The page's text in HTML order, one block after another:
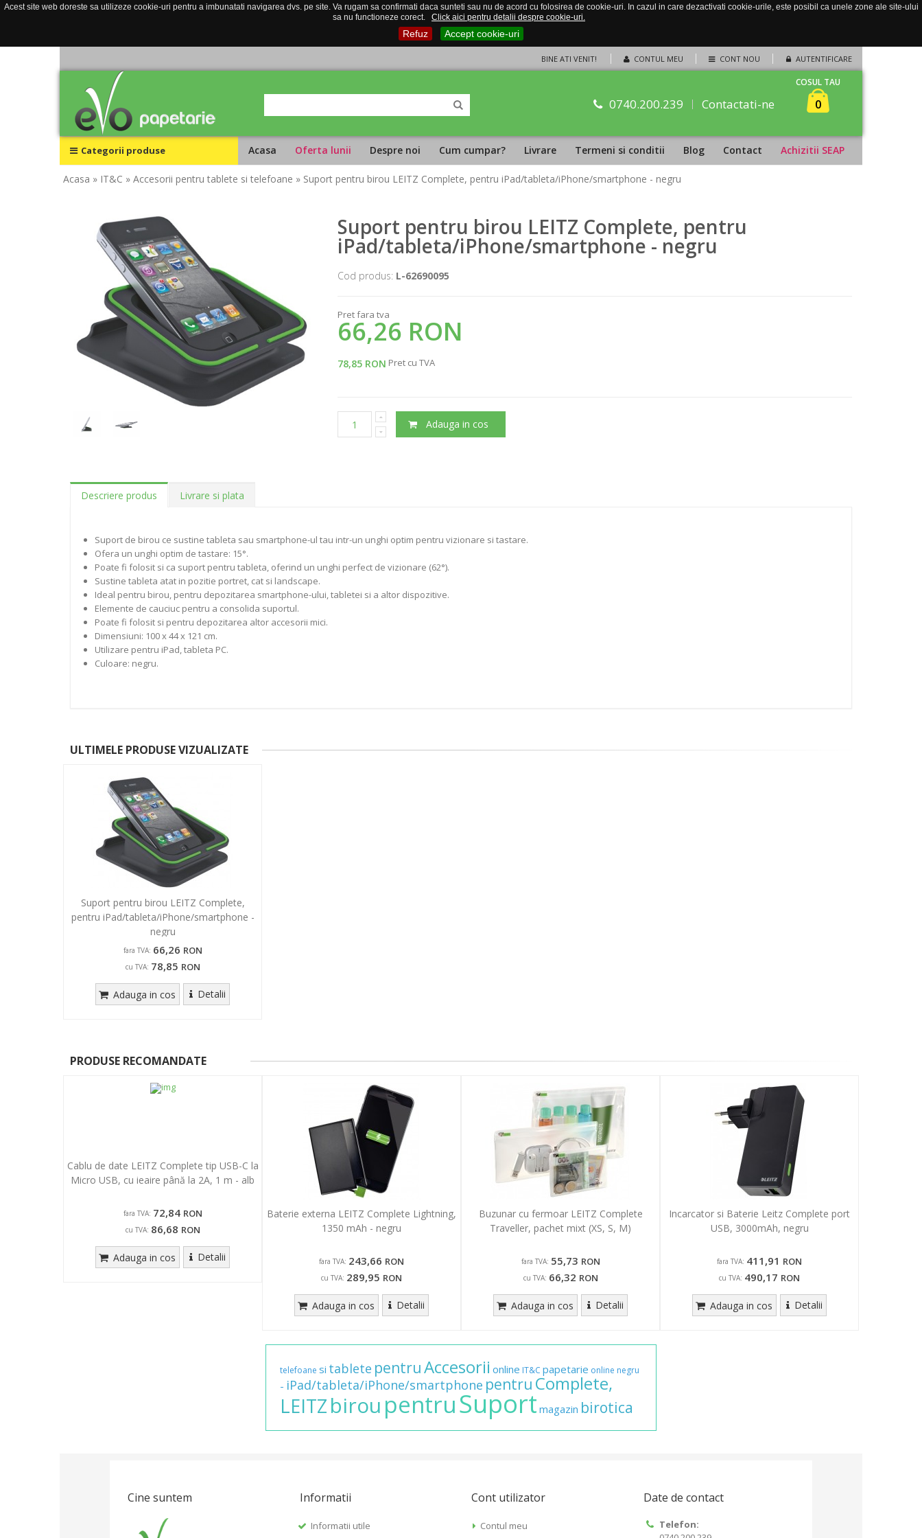
Acest site web doreste sa utilizeze cookie-uri pentru a imbunatati navigarea dvs. pe site. Va rugam sa confirmati daca sunteti sau nu de acord cu folosirea de cookie-uri. In cazul in care dezactivati cookie-urile, este posibil ca unele zone ale site-ului
sa nu functioneze corect.
Click aici pentru detalii despre cookie-uri.
Refuz Accept cookie-uri
CONTUL MEU CONT NOU AUTENTIFICARE
BINE ATI VENIT!
0740.200.239 Contactati-ne
COSUL TAU
0
Categorii produse Acasa Oferta lunii Despre noi Cum cumpar? Livrare Termeni si conditii Blog Contact Achizitii SEAP
Acasa » IT&C » Accesorii pentru tablete si telefoane » Suport pentru birou LEITZ Complete, pentru iPad/tableta/iPhone/smartphone - negru
Suport pentru birou LEITZ Complete, pentru
iPad/tableta/iPhone/smartphone - negru
Cod produs: L-62690095
Pret fara tva
66,26 RON
78,85 RON Pret cu TVA
Adauga in cos
Descriere produs Livrare si plata
Suport de birou ce sustine tableta sau smartphone-ul tau intr-un unghi optim pentru vizionare si tastare.
Ofera un unghi optim de tastare: 15°.
Poate fi folosit si ca suport pentru tableta, oferind un unghi perfect de vizionare (62°).
Sustine tableta atat in pozitie portret, cat si landscape.
Ideal pentru birou, pentru depozitarea smartphone-ului, tabletei si a altor dispozitive.
Elemente de cauciuc pentru a consolida suportul.
Poate fi folosit si pentru depozitarea altor accesorii mici.
Dimensiuni: 100 x 44 x 121 cm.
Utilizare pentru iPad, tableta PC.
Culoare: negru.
ULTIMELE PRODUSE VIZUALIZATE
Suport pentru birou LEITZ Complete,
pentru iPad/tableta/iPhone/smartphone -
negru
fara TVA: 66,26 RON
cu TVA: 78,85 RON
Adauga in cos Detalii
PRODUSE RECOMANDATE
Cablu de date LEITZ Complete tip USB-C la
Micro USB, cu ieaire până la 2A, 1 m - alb
fara TVA: 72,84 RON
cu TVA: 86,68 RON
Adauga in cos Detalii
Baterie externa LEITZ Complete Lightning,
1350 mAh - negru
fara TVA: 243,66 RON
cu TVA: 289,95 RON
Adauga in cos Detalii
Buzunar cu fermoar LEITZ Complete
Traveller, pachet mixt (XS, S, M)
fara TVA: 55,73 RON
cu TVA: 66,32 RON
Adauga in cos Detalii
Incarcator si Baterie Leitz Complete port
USB, 3000mAh, negru
fara TVA: 411,91 RON
cu TVA: 490,17 RON
Adauga in cos Detalii
telefoane si tablete pentruAccesorii online IT&C papetarie online negru
- iPad/tableta/iPhone/smartphone pentru Complete,
LEITZbiroupentruSuport magazin birotica
Cine suntem Informatii
Informatii utile
Cont utilizator
Contul meu
Date de contact
Telefon: